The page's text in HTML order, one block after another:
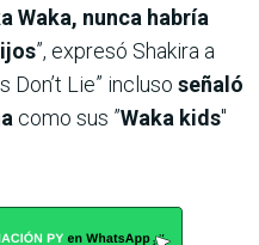
Waka, nunca habría
”, expresó Shakira a
Don’t Lie” incluso señaló
como sus ”Waka kids"